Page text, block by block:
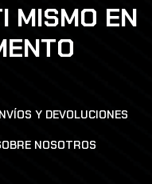
MISMO EN
Y DEVOLUCIONES
NOSOTROS